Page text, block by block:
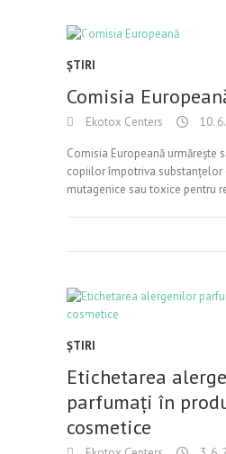
ŞTIRI
Comisia
Ekotox Centers 10.
Comisia Europeană urmărește
copiilor împotriva substanțelor
mutagenice sau toxice pentru
ŞTIRI
Etichetarea
parfumați în
cosmetice